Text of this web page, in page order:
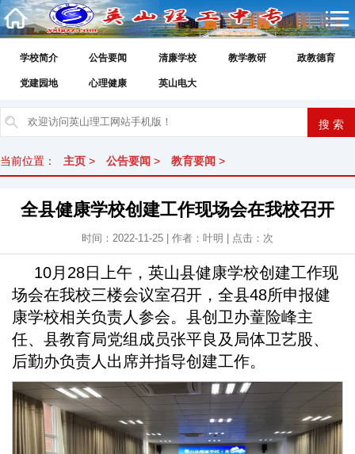
学校简介 公告要闻 清廉学校 教学教研 政教德育
党建园地 心理健康 英山电大
当前位置： 主页 > 公告要闻 > 教育要闻 >
全县健康学校创建工作现场会在我校召开
时间：2022-11-25 | 作者：叶明 | 点击： 次
10月28日上午，英山县健康学校创建工作现
场会在我校三楼会议室召开，全县48所申报健
康学校相关负责人参会。县创卫办蕫险峰主
任、县教育局党组成员张平良及局体卫艺股、
后勤办负责人出席并指导创建工作。